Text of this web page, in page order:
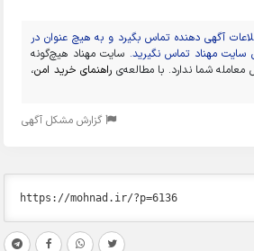
آگهی دهنده تماس بگیرد و به هیچ عنوان در
سایت مهناد تماس نگیرید. سایت مهناد هیچ‌گونه
شما ندارد. با مطالعه‌ی راهنمای خرید امن،
گزارش مشکل آگهی